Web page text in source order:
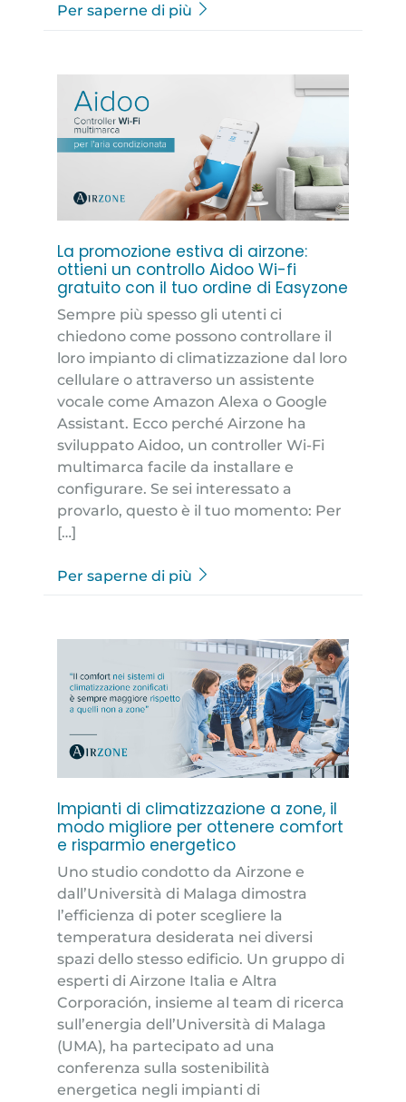
Per saperne di più
La promozione estiva di airzone:
ottieni un controllo Aidoo Wi-fi
gratuito con il tuo ordine di Easyzone
Sempre più spesso gli utenti ci
chiedono come possono controllare il
loro impianto di climatizzazione dal loro
cellulare o attraverso un assistente
vocale come Amazon Alexa o Google
Assistant. Ecco perché Airzone ha
sviluppato Aidoo, un controller Wi-Fi
multimarca facile da installare e
configurare. Se sei interessato a
provarlo, questo è il tuo momento: Per
[…]
Per saperne di più
Impianti di climatizzazione a zone, il
modo migliore per ottenere comfort
e risparmio energetico
Uno studio condotto da Airzone e
dall’Università di Malaga dimostra
l’efficienza di poter scegliere la
temperatura desiderata nei diversi
spazi dello stesso edificio. Un gruppo di
esperti di Airzone Italia e Altra
Corporación, insieme al team di ricerca
sull’energia dell’Università di Malaga
(UMA), ha partecipato ad una
conferenza sulla sostenibilità
energetica negli impianti di